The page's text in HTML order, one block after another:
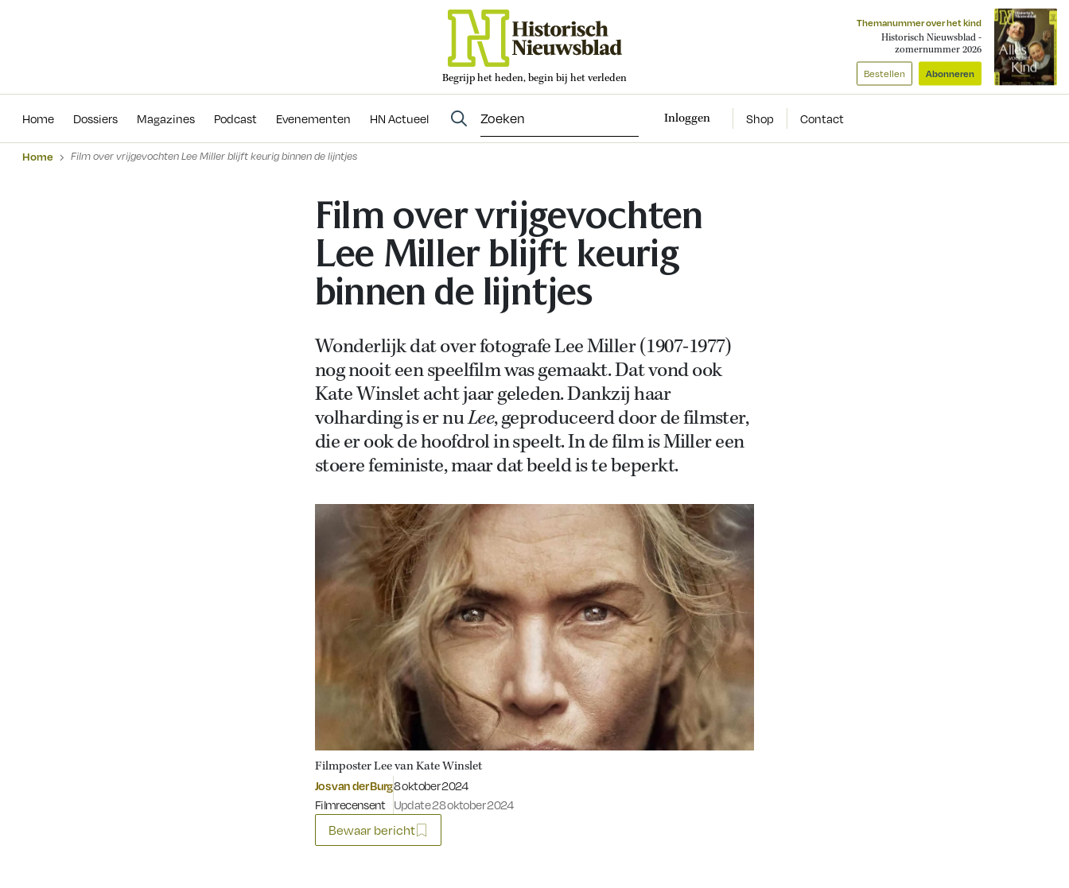
Begrijp het heden, begin bij het verleden
Themanummer over het kind
Historisch Nieuwsblad -
zomernummer 2026
Bestellen Abonneren
Home Dossiers Magazines Podcast Evenementen HN Actueel Inloggen Shop Contact
Evenementen
Home Film over vrijgevochten Lee Miller blijft keurig binnen de lijntjes
Film over vrijgevochten
Lee Miller blijft keurig
binnen de lijntjes
Wonderlijk dat over fotografe Lee Miller (1907-1977)
nog nooit een speelfilm was gemaakt. Dat vond ook
Kate Winslet acht jaar geleden. Dankzij haar
volharding is er nuLee, geproduceerd door de filmster,
die er ook de hoofdrol in speelt. In de film is Miller een
stoere feministe, maar dat beeld is te beperkt.
Filmposter Lee van Kate Winslet
Jos van der Burg
Filmrecensent
Gepubliceerd op:
8 oktober 2024
Update 28 oktober 2024
Bewaar bericht